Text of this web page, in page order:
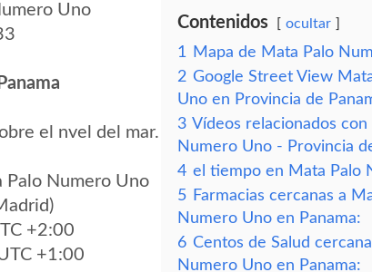
Uno
el nvel del mar.
Palo Numero Uno
+2:00
+1:00
Contenidos ocultar
1
Mapa de Mata Palo
2 Google Street View
Uno en Provincia de
3 Vídeos relacionados con
Numero Uno - Provincia
4 el tiempo en Mata Palo
5 Farmacias cercanas a
Numero Uno en Panama:
6 Centos de Salud
Numero Uno en Panama: